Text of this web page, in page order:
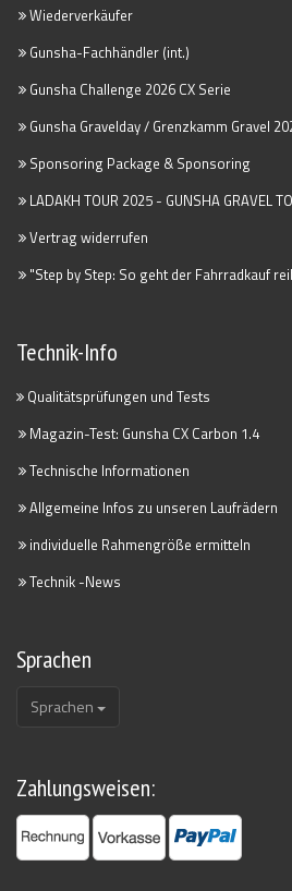
Wiederverkäufer
Gunsha-Fachhändler (int.)
Gunsha Challenge 2026 CX Serie
Gunsha Gravelday / Grenzkamm Gravel
Sponsoring Package & Sponsoring
LADAKH TOUR 2025 - GUNSHA GRAVEL
Vertrag widerrufen
"Step by Step: So geht der Fahrradkauf
Technik-Info
Qualitätsprüfungen und Tests
Magazin-Test: Gunsha CX Carbon 1.4
Technische Informationen
Allgemeine Infos zu unseren Laufrädern
individuelle Rahmengröße ermitteln
Technik -News
Sprachen
Sprachen
Zahlungsweisen: